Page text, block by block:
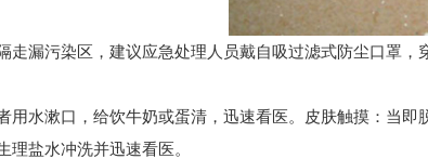
漏污染区，建议应急处理人员戴自吸过滤式防尘口罩，
用水漱口，给饮牛奶或蛋清，迅速看医。皮肤触摸：当
理盐水冲洗并迅速看医。